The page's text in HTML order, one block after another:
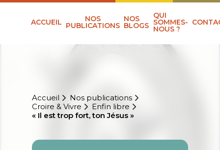
ACCUEIL NOS
PUBLICATIONS
NOS
BLOGS
QUI
SOMMES-
NOUS ?
Accueil
Nos publications
Croire & Vivre
Enfin libre
« Il est trop fort, ton Jésus »